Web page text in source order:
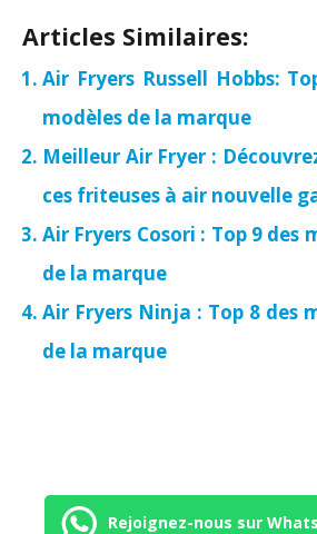
Articles Similaires:
Air Fryers Russell Hobbs:
modèles de la marque
Meilleur Air Fryer :
ces friteuses à air nouvelle
Air Fryers Cosori : Top 9 des
de la marque
Air Fryers Ninja : Top 8 des
de la marque
Rejoignez-nous sur